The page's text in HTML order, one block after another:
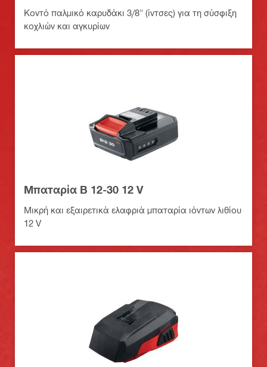
Κοντό παλμικό καρυδάκι 3/8" (ίντσες) για τη σύσφιξη
κοχλιών και αγκυρίων
Μπαταρία B 12-30 12 V
Μικρή και εξαιρετικά ελαφριά μπαταρία ιόντων λιθίου
12 V